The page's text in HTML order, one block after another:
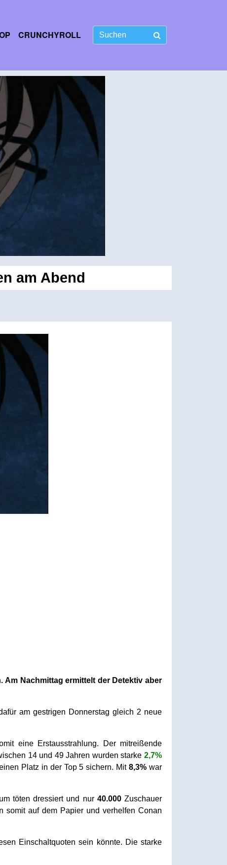
CRUNCHYROLL
am Abend
Nachmittag ermittelt der Detektiv aber
am gestrigen Donnerstag gleich 2 neue
eine Erstausstrahlung. Der mitreißende
14 und 49 Jahren wurden starke2,7%
Platz in der Top 5 sichern. Mit8,3% war
töten dressiert und nur 40.000Zuschauer
auf dem Papier und verhelfen Conan
Einschaltquoten sein könnte. Die starke